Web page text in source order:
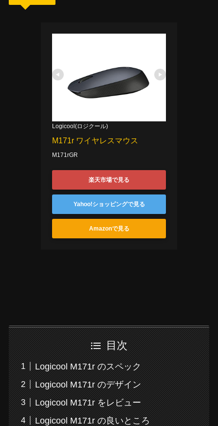
Logicool(ロジクール)
M171r ワイヤレスマウス
M171rGR
楽天市場で見る
Yahoo!ショッピングで見る
Amazonで見る
目次
Logicool M171r のスペック
Logicool M171r のデザイン
Logicool M171r をレビュー
Logicool M171r の良いところ